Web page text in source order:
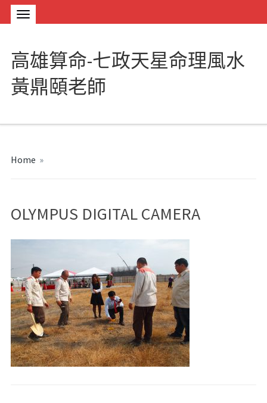
高雄算命-七政天星命理風水
黃鼎頤老師
Home »
OLYMPUS DIGITAL CAMERA